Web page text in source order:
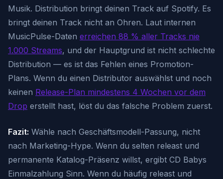
Musik. Distribution bringt deinen Track auf Spotify. Es
bringt deinen Track nicht an Ohren. Laut internen
MusicPulse-Daten erreichen 88 % aller Tracks nie
1.000 Streams, und der Hauptgrund ist nicht schlechte
Distribution — es ist das Fehlen eines Promotion-
Plans. Wenn du einen Distributor auswählst und noch
keinen Release-Plan mindestens 4 Wochen vor dem
Drop erstellt hast, löst du das falsche Problem zuerst.
Fazit: Wähle nach Geschäftsmodell-Passung, nicht
nach Marketing-Hype. Wenn du selten releast und
permanente Katalog-Präsenz willst, ergibt CD Babys
Einmalzahlung Sinn. Wenn du häufig releast und